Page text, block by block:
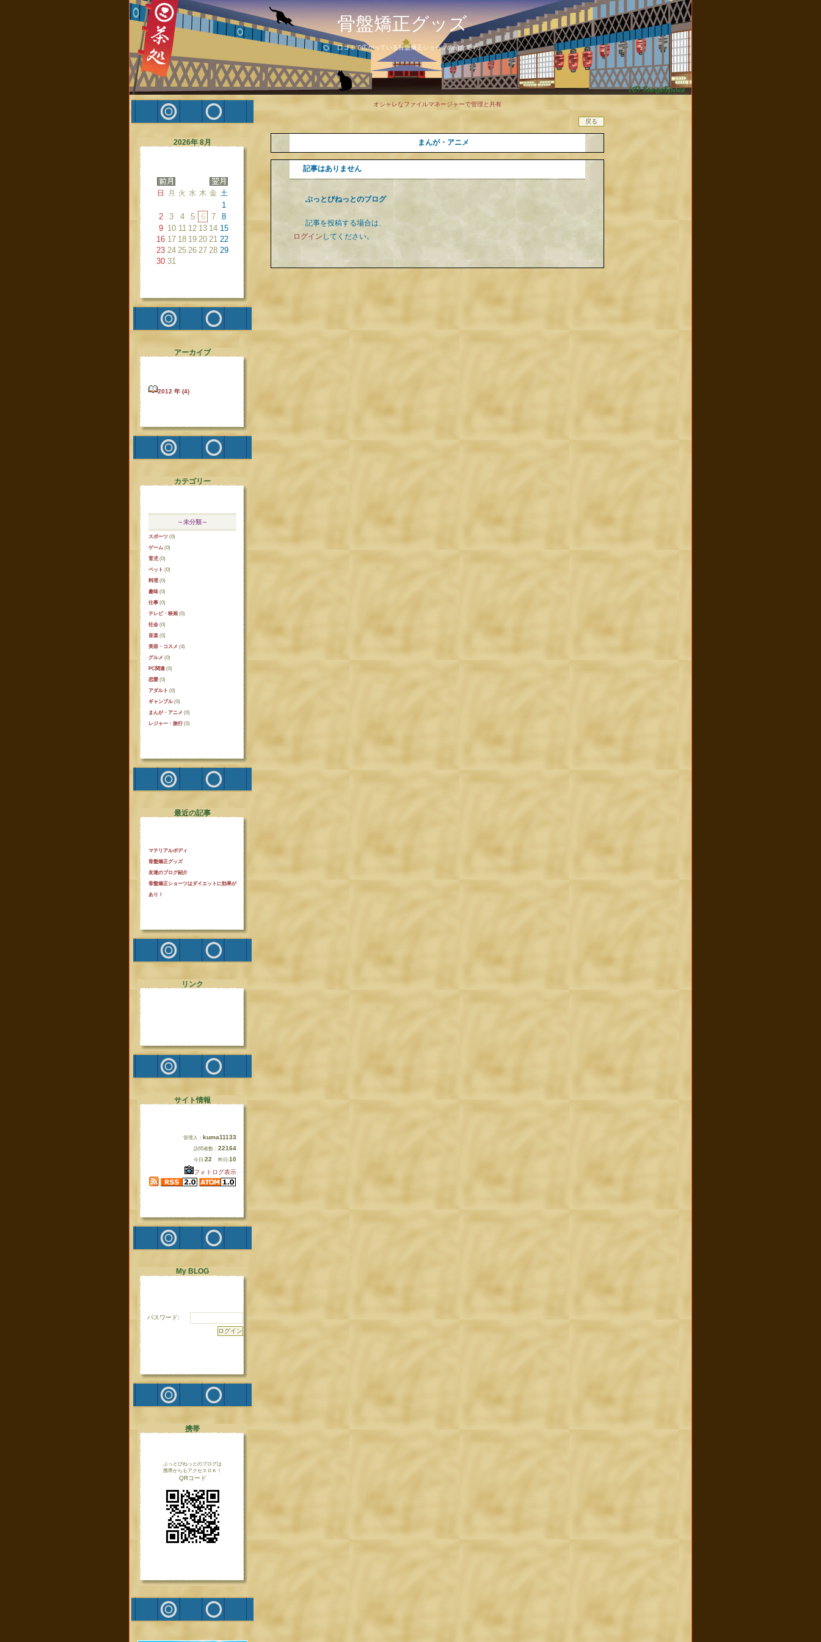
骨盤矯正グッズ
口コミで広がっている骨盤矯正ショーツの紹介です。
2026年 8月
日 月 火 水 木 金 土
1
2
3 4 5 6 7
8
9 10 11 12 13 14 15
16 17 18 19 20 21 22
23 24 25 26 27 28 29
30 31
アーカイブ
2012 年 (4)
カテゴリー
～未分類～
スポーツ (0)
ゲーム (0)
育児 (0)
ペット (0)
料理 (0)
趣味 (0)
仕事 (0)
テレビ・映画 (0)
社会 (0)
音楽 (0)
美容・コスメ (4)
グルメ (0)
PC関連 (0)
恋愛 (0)
アダルト (0)
ギャンブル(0)
まんが・アニメ (0)
レジャー・旅行 (0)
最近の記事
マテリアルボディ
骨盤矯正グッズ
友達のブログ紹介
骨盤矯正ショーツはダイエットに効果が
あり！
リンク
サイト情報
管理人： kuma11133
訪問者数： 22164
今日:22 昨日:10
フォトログ表示
My BLOG
パスワード:
携帯
ぶっとびねっとのブログは
携帯からもアクセスＯＫ！
QRコード
オシャレなファイルマネージャーで管理と共有
まんが・アニメ
記事はありません
ぶっとびねっとのブログ
記事を投稿する場合は、
ログイン してください。